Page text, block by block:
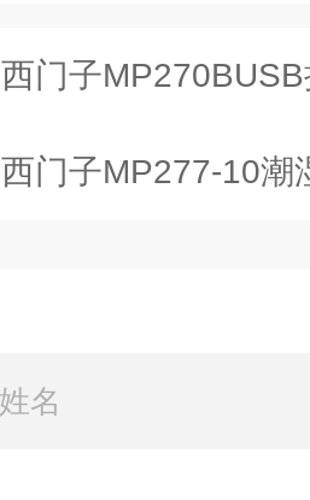
西门子
西门子MP277-10潮